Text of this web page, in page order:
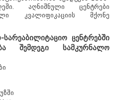
აღნიშნული ცენტრები
კვალიფიკაციის მქონე
ცენტრებში
შემდეგი სამკურნალო